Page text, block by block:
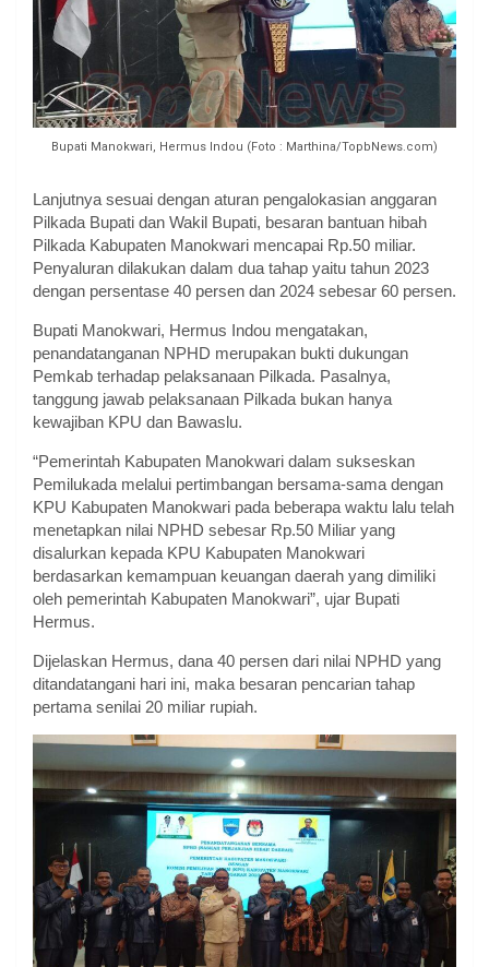
Bupati Manokwari, Hermus Indou (Foto : Marthina/TopbNews.com)
Lanjutnya sesuai dengan aturan pengalokasian anggaran
Pilkada Bupati dan Wakil Bupati, besaran bantuan hibah
Pilkada Kabupaten Manokwari mencapai Rp.50 miliar.
Penyaluran dilakukan dalam dua tahap yaitu tahun 2023
dengan persentase 40 persen dan 2024 sebesar 60 persen.
Bupati Manokwari, Hermus Indou mengatakan,
penandatanganan NPHD merupakan bukti dukungan
Pemkab terhadap pelaksanaan Pilkada. Pasalnya,
tanggung jawab pelaksanaan Pilkada bukan hanya
kewajiban KPU dan Bawaslu.
“Pemerintah Kabupaten Manokwari dalam sukseskan
Pemilukada melalui pertimbangan bersama-sama dengan
KPU Kabupaten Manokwari pada beberapa waktu lalu telah
menetapkan nilai NPHD sebesar Rp.50 Miliar yang
disalurkan kepada KPU Kabupaten Manokwari
berdasarkan kemampuan keuangan daerah yang dimiliki
oleh pemerintah Kabupaten Manokwari”, ujar Bupati
Hermus.
Dijelaskan Hermus, dana 40 persen dari nilai NPHD yang
ditandatangani hari ini, maka besaran pencarian tahap
pertama senilai 20 miliar rupiah.